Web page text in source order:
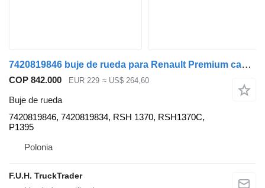
7420819846 buje de rueda para Renault Premium camión
COP 842.000 EUR 229 ≈ US$ 264,60
Buje de rueda
7420819846, 7420819834, RSH 1370, RSH1370C,
P1395
Polonia
F.U.H. TruckTrader